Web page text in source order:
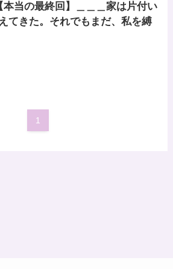
当の最終回】＿＿＿家は片付い
てきた。それでもまだ、私を縛
1